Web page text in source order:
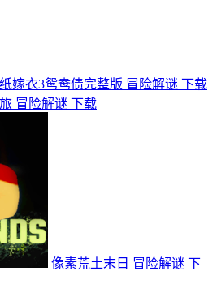
纸嫁衣3鸳鸯债完整版 冒险解谜 下载
冒险解谜 下载
像素荒土末日 冒险解谜 下